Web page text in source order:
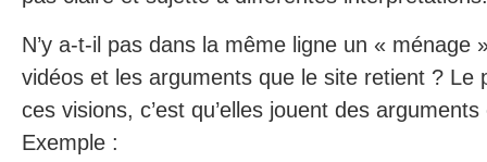
N’y a-t-il pas dans la même ligne un « ménage
vidéos et les arguments que le site retient ? Le
ces visions, c’est qu’elles jouent des
Exemple :